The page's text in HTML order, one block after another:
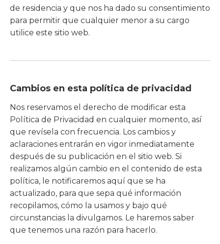
de residencia y que nos ha dado su consentimiento
para permitir que cualquier menor a su cargo
utilice este sitio web.
Cambios en esta política de privacidad
Nos reservamos el derecho de modificar esta
Política de Privacidad en cualquier momento, así
que revísela con frecuencia. Los cambios y
aclaraciones entrarán en vigor inmediatamente
después de su publicación en el sitio web. Si
realizamos algún cambio en el contenido de esta
política, le notificaremos aquí que se ha
actualizado, para que sepa qué información
recopilamos, cómo la usamos y bajo qué
circunstancias la divulgamos. Le haremos saber
que tenemos una razón para hacerlo.